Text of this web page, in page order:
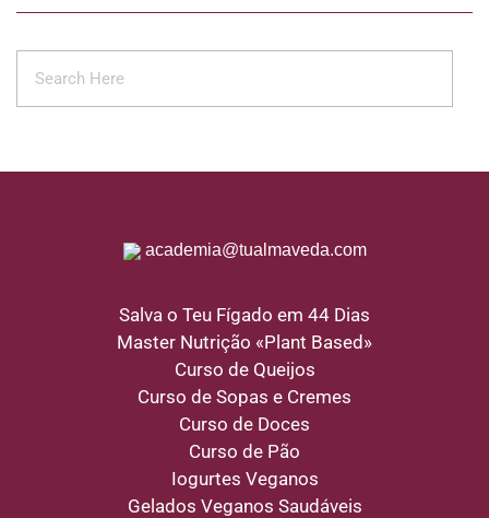
academia@tualmaveda.com
Salva o Teu Fígado em 44 Dias
Master Nutrição «Plant Based»
Curso de Queijos
Curso de Sopas e Cremes
Curso de Doces
Curso de Pão
Iogurtes Veganos
Gelados Veganos Saudáveis